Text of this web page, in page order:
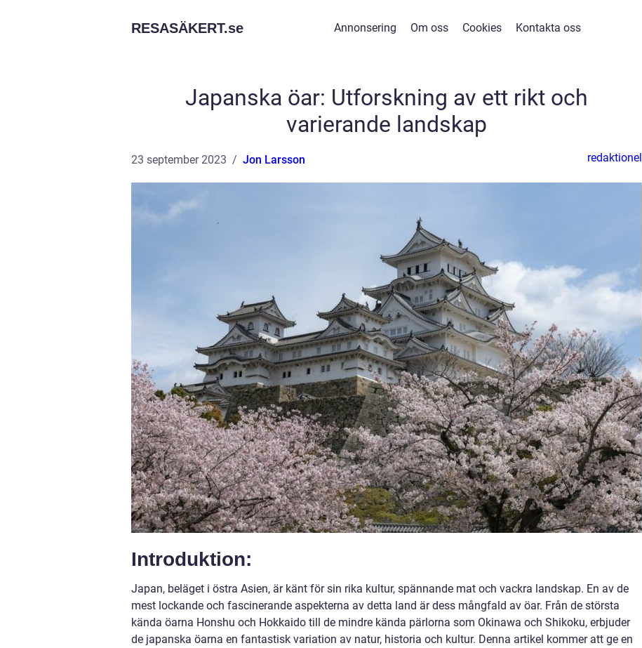
RESASÄKERT.se Annonsering Om oss Cookies Kontakta oss
Japanska öar: Utforskning av ett rikt och
varierande landskap
23 september 2023 Jon Larsson redaktionel
Introduktion:
Japan, beläget i östra Asien, är känt för sin rika kultur, spännande mat och vackra landskap. En av de
mest lockande och fascinerande aspekterna av detta land är dess mångfald av öar. Från de största
kända öarna Honshu och Hokkaido till de mindre kända pärlorna som Okinawa och Shikoku, erbjuder
de japanska öarna en fantastisk variation av natur, historia och kultur. Denna artikel kommer att ge en